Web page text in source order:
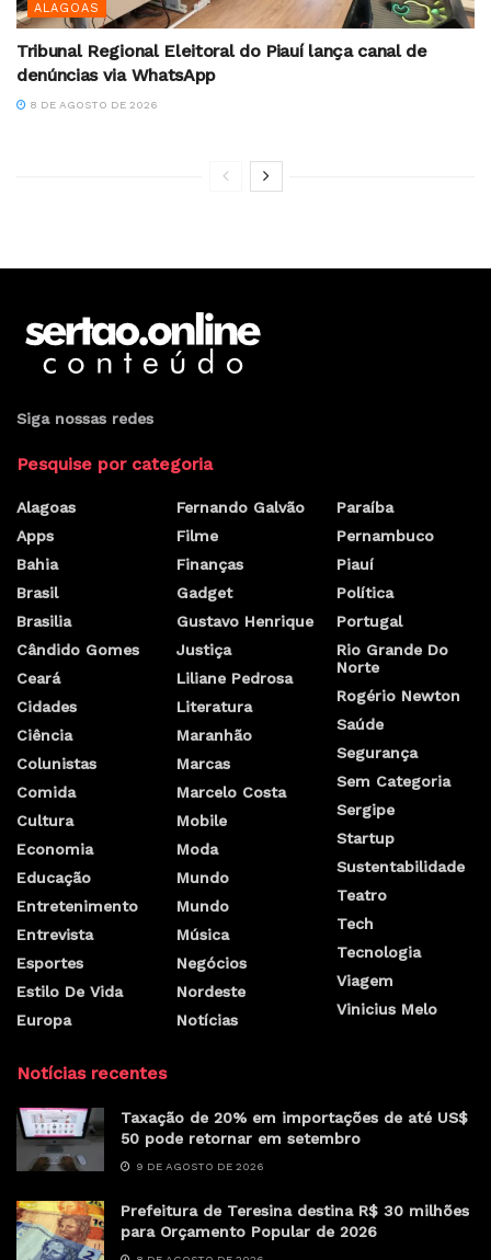
ALAGOAS
Tribunal Regional Eleitoral do Piauí lança canal de
denúncias via WhatsApp
8 DE AGOSTO DE 2026
Siga nossas redes
Pesquise por categoria
Alagoas
Apps
Bahia
Brasil
Brasilia
Cândido Gomes
Ceará
Cidades
Ciência
Colunistas
Comida
Cultura
Economia
Educação
Entretenimento
Entrevista
Esportes
Estilo De Vida
Europa
Fernando Galvão
Filme
Finanças
Gadget
Gustavo Henrique
Justiça
Liliane Pedrosa
Literatura
Maranhão
Marcas
Marcelo Costa
Mobile
Moda
Mundo
Mundo
Música
Negócios
Nordeste
Notícias
Paraíba
Pernambuco
Piauí
Política
Portugal
Rio Grande Do
Norte
Rogério Newton
Saúde
Segurança
Sem Categoria
Sergipe
Startup
Sustentabilidade
Teatro
Tech
Tecnologia
Viagem
Vinicius Melo
Notícias recentes
Taxação de 20% em importações de até US$
50 pode retornar em setembro
9 DE AGOSTO DE 2026
Prefeitura de Teresina destina R$ 30 milhões
para Orçamento Popular de 2026